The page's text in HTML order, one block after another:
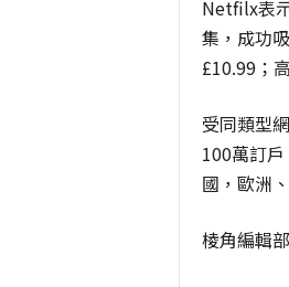
Netfilx表
集，成功
£10.99；
受同類型
100萬訂
國，歐洲
棱角編輯部